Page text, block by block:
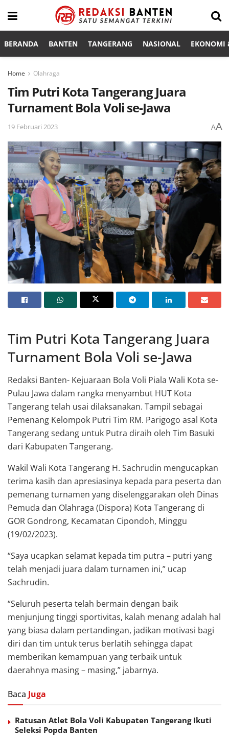
BERANDA BANTEN TANGERANG NASIONAL EKONOMI
Home Olahraga
Tim Putri Kota Tangerang Juara
Turnament Bola Voli se-Jawa
19 Februari 2023 AA
Wakil Wali Kota Sachrudin menyerahkan piala kepada tim bola voli putri yang
menjadi juara
Tim Putri Kota Tangerang Juara
Turnament Bola Voli se-Jawa
Redaksi Banten- Kejuaraan Bola Voli Piala Wali Kota se-
Pulau Jawa dalam rangka menyambut HUT Kota
Tangerang telah usai dilaksanakan. Tampil sebagai
Pemenang Kelompok Putri Tim RM. Parigogo asal Kota
Tangerang sedang untuk Putra diraih oleh Tim Basuki
dari Kabupaten Tangerang.
Wakil Wali Kota Tangerang H. Sachrudin mengucapkan
terima kasih dan apresiasinya kepada para peserta dan
pemenang turnamen yang diselenggarakan oleh Dinas
Pemuda dan Olahraga (Dispora) Kota Tangerang di
GOR Gondrong, Kecamatan Cipondoh, Minggu
(19/02/2023).
“Saya ucapkan selamat kepada tim putra – putri yang
telah menjadi juara dalam turnamen ini,” ucap
Sachrudin.
“Seluruh peserta telah bermain dengan baik
menjunjung tinggi sportivitas, kalah menang adalah hal
yang biasa dalam pertandingan, jadikan motivasi bagi
diri dan tim untuk terus berlatih sehingga dapat
memberikan kemampuan yang terbaik untuk
daerahnya masing – masing,” jabarnya.
Baca Juga
Ratusan Atlet Bola Voli Kabupaten Tangerang Ikuti
Seleksi Popda Banten